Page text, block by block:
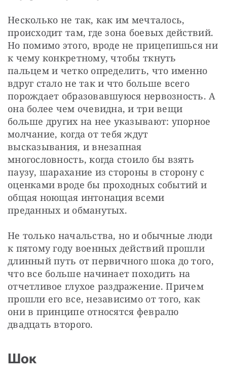
Несколько не так, как им мечталось,
происходит там, где зона боевых действий.
Но помимо этого, вроде не прицепишься ни
к чему конкретному, чтобы ткнуть
пальцем и четко определить, что именно
вдруг стало не так и что больше всего
порождает образовавшуюся нервозность. А
она более чем очевидна, и три вещи
больше других на нее указывают: упорное
молчание, когда от тебя ждут
высказывания, и внезапная
многословность, когда стоило бы взять
паузу, шарахание из стороны в сторону с
оценками вроде бы проходных событий и
общая ноющая интонация всеми
преданных и обманутых.
Не только начальства, но и обычные люди
к пятому году военных действий прошли
длинный путь от первичного шока до того,
что все больше начинает походить на
отчетливое глухое раздражение. Причем
прошли его все, независимо от того, как
они в принципе относятся февралю
двадцать второго.
Шок